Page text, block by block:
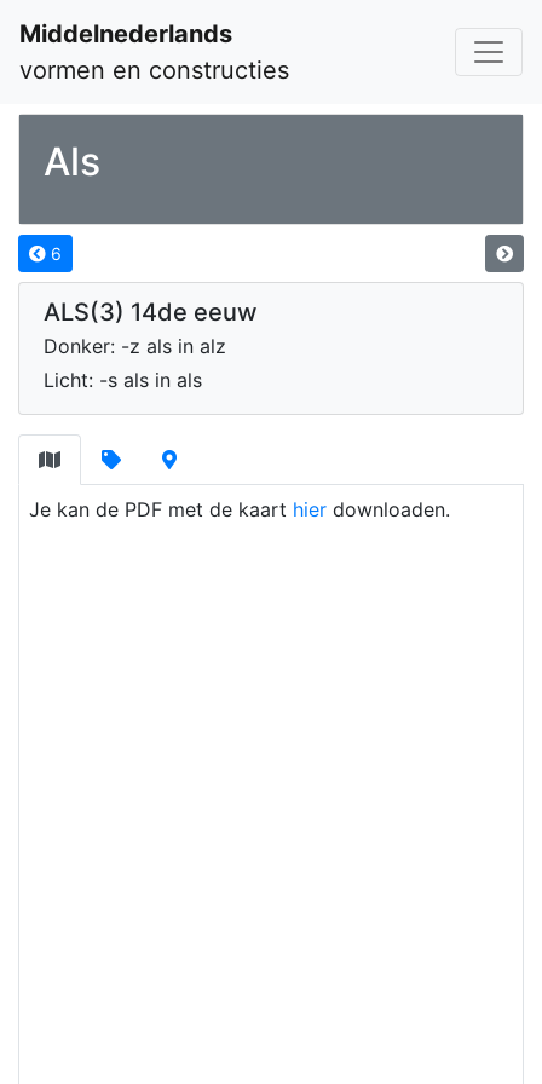
Middelnederlands
vormen en constructies
Als
6
ALS(3) 14de eeuw
Donker: -z als in alz
Licht: -s als in als
Je kan de PDF met de kaart hier downloaden.